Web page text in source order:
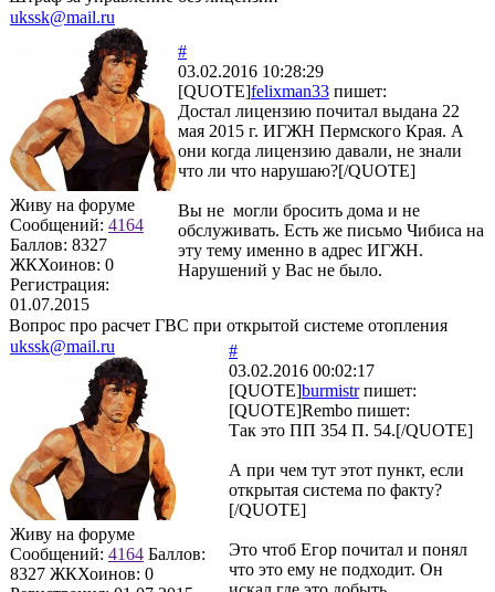
ukssk@mail.ru
Живу на форуме
Сообщений: 4164
Баллов: 8327
ЖКХоинов: 0
Регистрация:
01.07.2015
#
03.02.2016 10:28:29
[QUOTE]felixman33 пишет:
Достал лицензию почитал выдана 22
мая 2015 г. ИГЖН Пермского Края. А
они когда лицензию давали, не знали
что ли что нарушаю?[/QUOTE]
Вы не могли бросить дома и не
обслуживать. Есть же письмо Чибиса на
эту тему именно в адрес ИГЖН.
Нарушений у Вас не было.
Вопрос про расчет ГВС при открытой системе отопления
ukssk@mail.ru
Живу на форуме
Сообщений: 4164 Баллов:
8327 ЖКХоинов: 0
#
03.02.2016 00:02:17
[QUOTE]burmistrпишет:
[QUOTE]Rembo пишет:
Так это ПП 354 П. 54.[/QUOTE]
А при чем тут этот пункт, если
открытая система по факту?
[/QUOTE]
Это чтоб Егор почитал и понял
что это ему не подходит. Он